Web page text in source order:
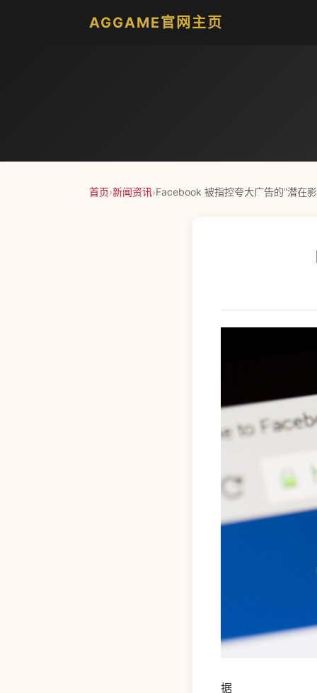
AGGAME官网主页
首页›新闻资讯›Facebook 被指控夸大广告的“潜在
据